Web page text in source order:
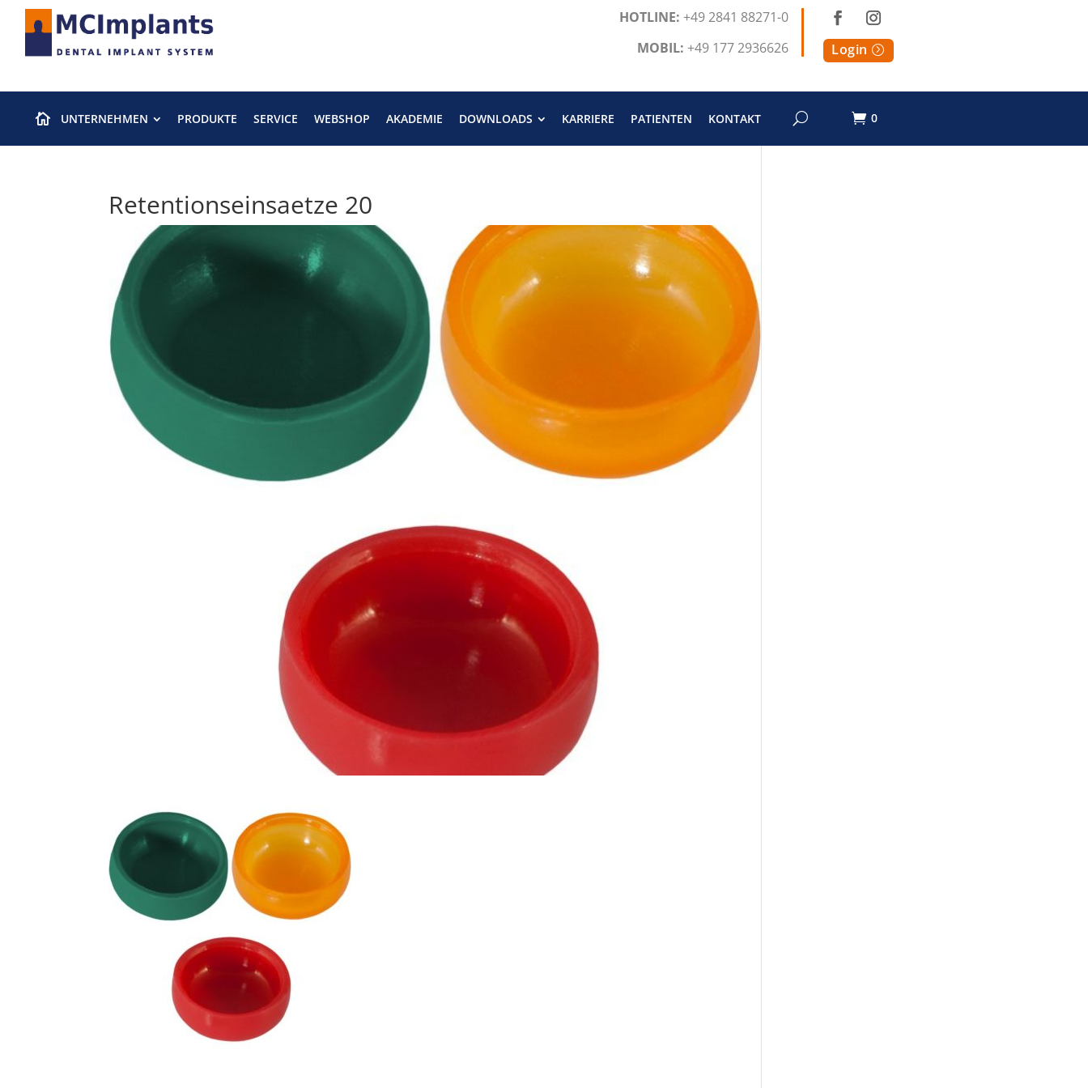
HOTLINE: +49 2841 88271-0
MOBIL: +49 177 2936626 Login
 UNTERNEHMEN PRODUKTE SERVICE WEBSHOP AKADEMIE DOWNLOADS KARRIERE PATIENTEN KONTAKT 0
Retentionseinsaetze 20